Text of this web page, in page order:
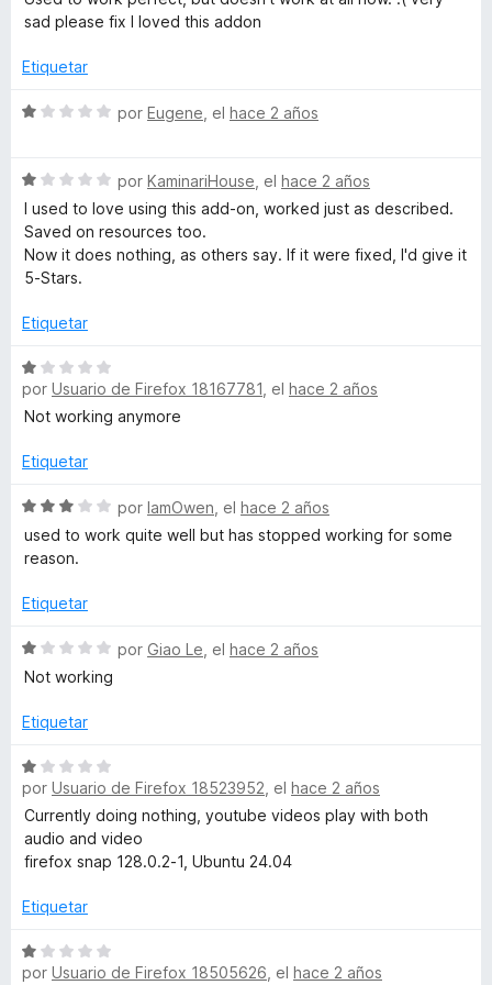
5
2
e
v
l
r
o
n
1
d
e
sad please fix I loved this addon
Etiquetar
S
a
o
r
ó
o
1
d
e
por Eugene , el hace 2 años
S
e
v
a
r
c
o
n
d
5
por KaminariHouse , el hace 2 años
I used to love using this add-on, worked just as described.
Saved on resources too.
Now it does nothing, as others say. If it were fixed, I'd give it
5-Stars.
Etiquetar
S
e
v
l
r
ó
c
n
d
e
por Usuario de Firefox 18167781 , el hace 2 años
Not working anymore
Etiquetar
S
e
v
l
r
ó
o
3
d
e
por IamOwen , el hace 2 años
used to work quite well but has stopped working for some
reason.
Etiquetar
S
e
a
o
r
ó
c
o
1
e
5
por Giao Le , el hace 2 años
Not working
Etiquetar
S
e
v
a
r
c
o
por Usuario de Firefox 18523952 , el hace 2 años
Currently doing nothing, youtube videos play with both
audio and video
firefox snap 128.0.2-1, Ubuntu 24.04
Etiquetar
S
e
por Usuario de Firefox 18505626 , el hace 2 años